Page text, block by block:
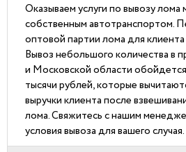
Оказываем услуги по вывозу лома
собственным автотранспортом.
оптовой партии лома для
Вывоз небольшого количества в
и Московской области обойдется
тысячи рублей, которые
выручки клиента после
лома. Свяжитесь с нашим
условия вывоза для вашего случая.